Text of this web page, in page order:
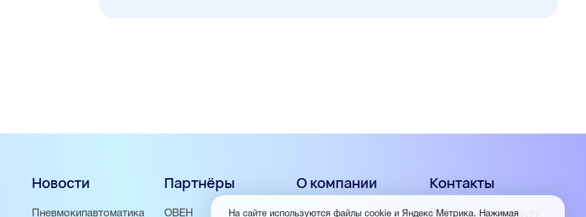
Новости
Пневмокипавтоматика
Партнёры
ОВЕН
О компании
О нас
Контакты
На сайте используются файлы cookie и Яндекс Метрика. Нажимая